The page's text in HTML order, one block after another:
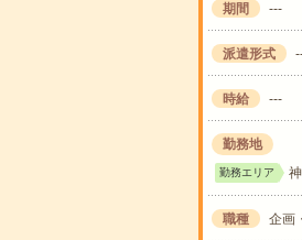
期間 ---
派遣形式
時給 ---
勤務地
勤務エリア
職種 企画